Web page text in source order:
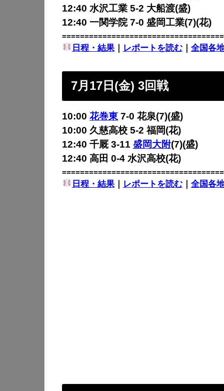
12:40 水沢工業 5-2 大船渡(盛)
12:40 一関学院 7-0 盛岡工業(7)(花)
日程・結果｜ レポートを読む｜ 全国各
7月17日(金) 3回戦
10:00 花巻東 7-0 花泉(7)(盛)
10:00 久慈高校 5-2 福岡(花)
12:40 千厩 3-11 盛岡大附(7)(盛)
12:40 高田 0-4 水沢高校(花)
日程・結果｜ レポートを読む｜ 全国各